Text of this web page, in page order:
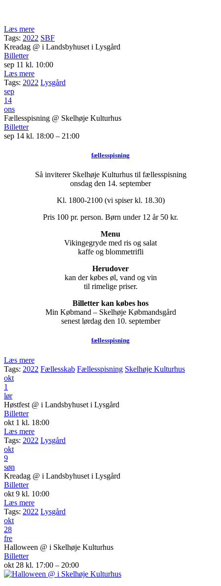
Læs mere
Tags: 2022 SBF
Kreadag @ i Landsbyhuset i Lysgård
Billetter
sep 11 kl. 10:00
Læs mere
Tags: 2022 Lysgård
sep
14
ons
Fællesspisning @ Skelhøje Kulturhus
Billetter
sep 14 kl. 18:00 – 21:00
fællesspisning
Så inviterer Skelhøje Kulturhus til fællesspisning
onsdag den 14. september
Kl. 1800-2100 (vi spiser kl. 18.30)
Pris 100 pr. person. Børn under 12 år 50 kr.
Menu
Vikingegryde med ris og salat
kaffe og blommetrifli
Herudover
kan der købes øl, vand og vin
til rimelige priser.
Billetter kan købes hos
Min Købmand – Skelhøje Købmandsgård
senest lørdag den 10. september
fællesspisning
Læs mere
Tags: 2022 Fællesskab Fællesspisning Skelhøje Kulturhus
okt
1
lør
Høstfest @ i Landsbyhuset i Lysgård
Billetter
okt 1 kl. 18:00
Læs mere
Tags: 2022 Lysgård
okt
9
søn
Kreadag @ i Landsbyhuset i Lysgård
Billetter
okt 9 kl. 10:00
Læs mere
Tags: 2022 Lysgård
okt
28
fre
Halloween @ i Skelhøje Kulturhus
Billetter
okt 28 kl. 17:00 – 20:00